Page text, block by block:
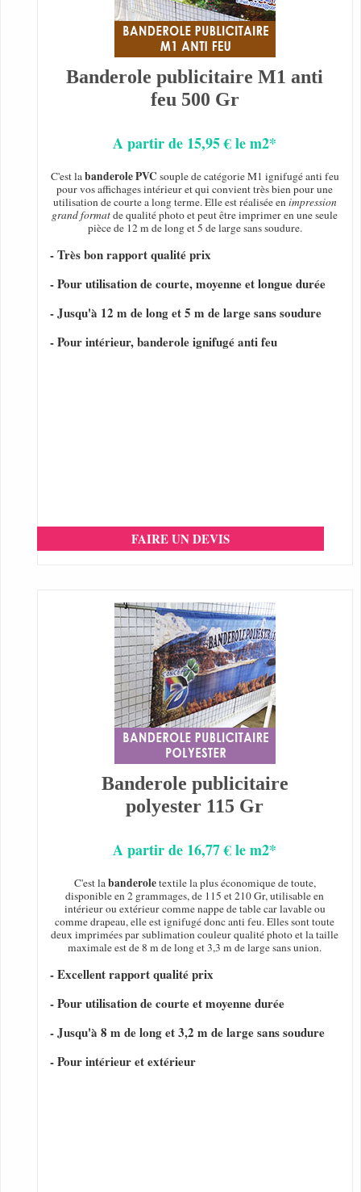
Banderole publicitaire M1 anti
feu 500 Gr
A partir de 15,95 € le m2*
C'est labanderole PVC souple de catégorie M1 ignifugé anti feu
pour vos affichages intérieur et qui convient très bien pour une
utilisation de courte a long terme. Elle est réalisée enimpression
grand formatde qualité photo et peut être imprimer en une seule
pièce de 12 m de long et 5 de large sans soudure.
- Très bon rapport qualité prix
- Pour utilisation de courte, moyenne et longue durée
- Jusqu'à 12 m de long et 5 m de large sans soudure
- Pour intérieur, banderole ignifugé anti feu
FAIRE UN DEVIS
Banderole publicitaire
polyester 115 Gr
A partir de 16,77 € le m2*
C'est labanderoletextile la plus économique de toute,
disponible en 2 grammages, de 115 et 210 Gr, utilisable en
intérieur ou extérieur comme nappe de table car lavable ou
comme drapeau, elle est ignifugé donc anti feu. Elles sont toute
deux imprimées par sublimation couleur qualité photo et la taille
maximale est de 8 m de long et 3,3 m de large sans union.
- Excellent rapport qualité prix
- Pour utilisation de courte et moyenne durée
- Jusqu'à 8 m de long et 3,2 m de large sans soudure
- Pour intérieur et extérieur